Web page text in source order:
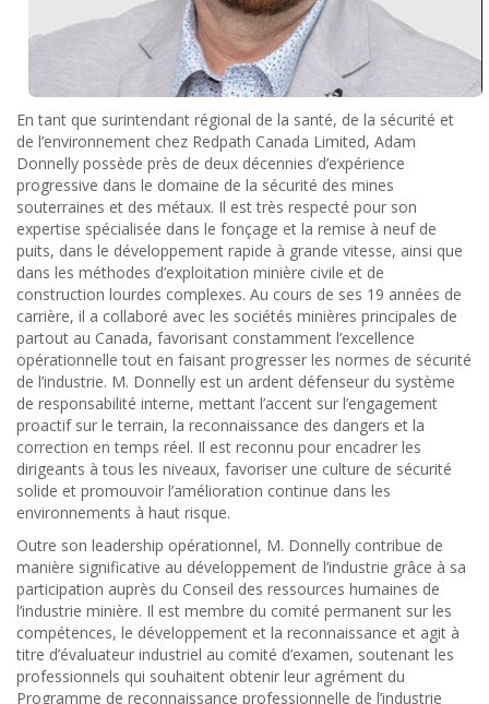
En tant que surintendant régional de la santé, de la sécurité et
de l’environnement chez Redpath Canada Limited, Adam
Donnelly possède près de deux décennies d’expérience
progressive dans le domaine de la sécurité des mines
souterraines et des métaux. Il est très respecté pour son
expertise spécialisée dans le fonçage et la remise à neuf de
puits, dans le développement rapide à grande vitesse, ainsi que
dans les méthodes d’exploitation minière civile et de
construction lourdes complexes. Au cours de ses 19 années de
carrière, il a collaboré avec les sociétés minières principales de
partout au Canada, favorisant constamment l’excellence
opérationnelle tout en faisant progresser les normes de sécurité
de l’industrie. M. Donnelly est un ardent défenseur du système
de responsabilité interne, mettant l’accent sur l’engagement
proactif sur le terrain, la reconnaissance des dangers et la
correction en temps réel. Il est reconnu pour encadrer les
dirigeants à tous les niveaux, favoriser une culture de sécurité
solide et promouvoir l’amélioration continue dans les
environnements à haut risque.
Outre son leadership opérationnel, M. Donnelly contribue de
manière significative au développement de l’industrie grâce à sa
participation auprès du Conseil des ressources humaines de
l’industrie minière. Il est membre du comité permanent sur les
compétences, le développement et la reconnaissance et agit à
titre d’évaluateur industriel au comité d’examen, soutenant les
professionnels qui souhaitent obtenir leur agrément du
Programme de reconnaissance professionnelle de l’industrie